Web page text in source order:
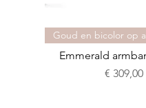
Goud en bicolor op
Emmerald
Prijs
€ 309,00